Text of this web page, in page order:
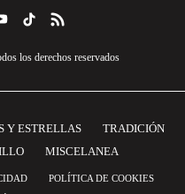
los derechos reservados
Y ESTRELLAS
TRADICIÓN
MISCELANEA
POLÍTICA DE COOKIES